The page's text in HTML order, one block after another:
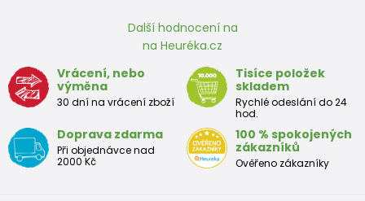
Délku změřeného chodidla zadejte do tabulky v odkazu
potřebujete.
Náš výpočet je počítán i s nadměrkem, který je pro Vás
tak důležitým faktorem správné a vhodné velikost
orientační Velikostní tabulka:
Další hodnocení na
na Heuréka.cz
Vrácení, nebo
výměna
30 dní na vrácení zboží
Tisíce položek
skladem
Rychlé odeslání do 24
hod.
Doprava zdarma
Při objednávce nad
2000 Kč
100 % spokojených
zákazníků
Ověřeno zákazníky